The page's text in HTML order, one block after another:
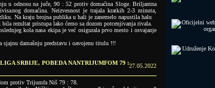
u odnosu na juče, 90 : 52 protiv domaćina Sloge. Briljantna
domaćina. Neizvesnost je trajala kratkih 2-3 minuta,
Na kraju brojna publika u hali je zanemelo napustila halu
rezultat pristupa lako ćemo sa dozom potcenjivanja rivala.
kola nasa ekipa je već osigurala prvo mesto i osvajanje
sjajnu damašnju predstavu i oavojenu titulu !!!
SRBIJE, POBEDA NANTRIJUMFOM 79 :27.05.2022
protiv Trijumfa Niš 79 : 78.